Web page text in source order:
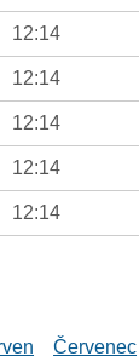
12:14
12:14
12:14
12:14
12:14
Červenec